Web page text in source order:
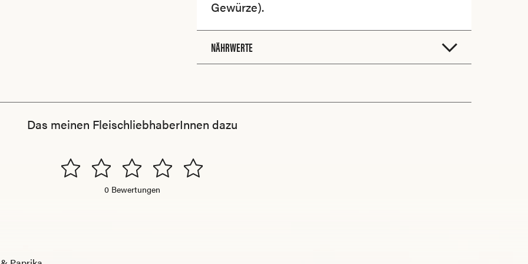
Gewürze).
NÄHRWERTE
Das meinen FleischliebhaberInnen dazu
0 Bewertungen